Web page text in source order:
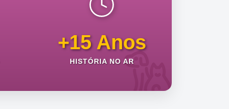
+15 Anos
HISTÓRIA NO AR